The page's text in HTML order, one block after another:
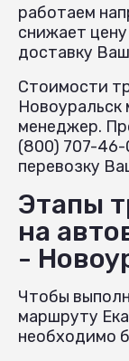
работаем
снижает цену
доставку
Стоимости
менеджер.
(800) 707-46-
перевозку
Этапы
на
-
Чтобы
маршруту
необходимо